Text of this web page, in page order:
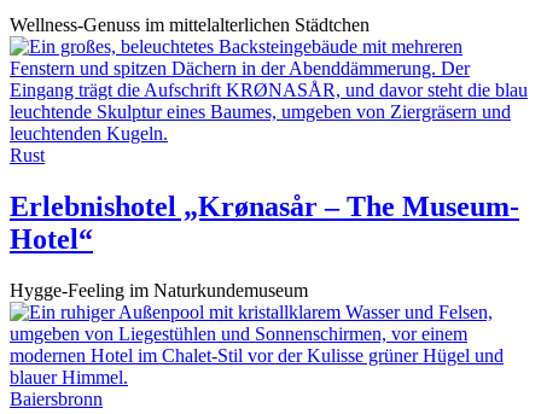
Wellness-Genuss im mittelalterlichen Städtchen
Rust
Erlebnishotel „Krønasår – The Museum-
Hotel“
Hygge-Feeling im Naturkundemuseum
Baiersbronn